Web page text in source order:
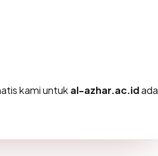
kami untuk al-azhar.ac.idada